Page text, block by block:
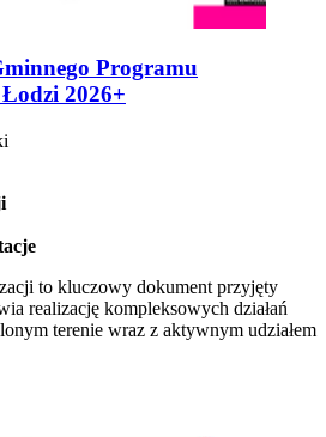
Programu
2026+
to kluczowy dokument przyjęty
realizację kompleksowych działań
terenie wraz z aktywnym udziałem